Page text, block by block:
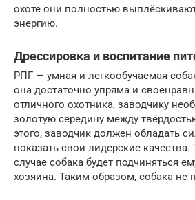
охоте они полностью
энергию.
Дрессировка и воспитание
РПГ — умная и легкообучаемая
она достаточно упряма и
отличного охотника, заводчику
золотую середину между
этого, заводчик должен обладать
показать свои лидерские качества.
случае собака будет подчиняться
хозяина. Таким образом, собака не